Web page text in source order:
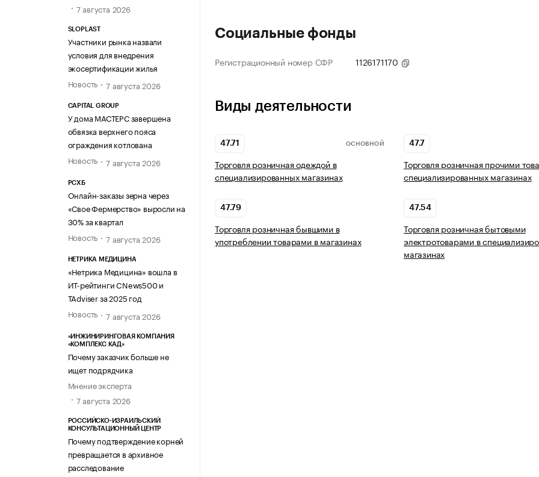
7 августа 2026
SLOPLAST
Участники рынка назвали
условия для внедрения
экосертификации жилья
Новость
7 августа 2026
CAPITAL GROUP
У дома МАСТЕРС завершена
обвязка верхнего пояса
ограждения котлована
Новость
7 августа 2026
РСХБ
Онлайн-заказы зерна через
«Свое Фермерство» выросли на
30% за квартал
Новость
7 августа 2026
НЕТРИКА МЕДИЦИНА
«Нетрика Медицина» вошла в
ИТ-рейтинги CNews500 и
TAdviser за 2025 год
Новость
7 августа 2026
«ИНЖИНИРИНГОВАЯ КОМПАНИЯ
«КОМПЛЕКС КАД»
Почему заказчик больше не
ищет подрядчика
Мнение эксперта
7 августа 2026
РОССИЙСКО-ИЗРАИЛЬСКИЙ
КОНСУЛЬТАЦИОННЫЙ ЦЕНТР
Почему подтверждение корней
превращается в архивное
расследование
Социальные фонды
Регистрационный номер СФР 1126171170
Виды деятельности
47.71 ОСНОВНОЙ
Торговля розничная одеждой в
специализированных магазинах
47.7
Торговля розничная прочими
специализированных магазинах
47.79
Торговля розничная бывшими в
употреблении товарами в магазинах
47.54
Торговля розничная бытовыми
электротоварами в
магазинах